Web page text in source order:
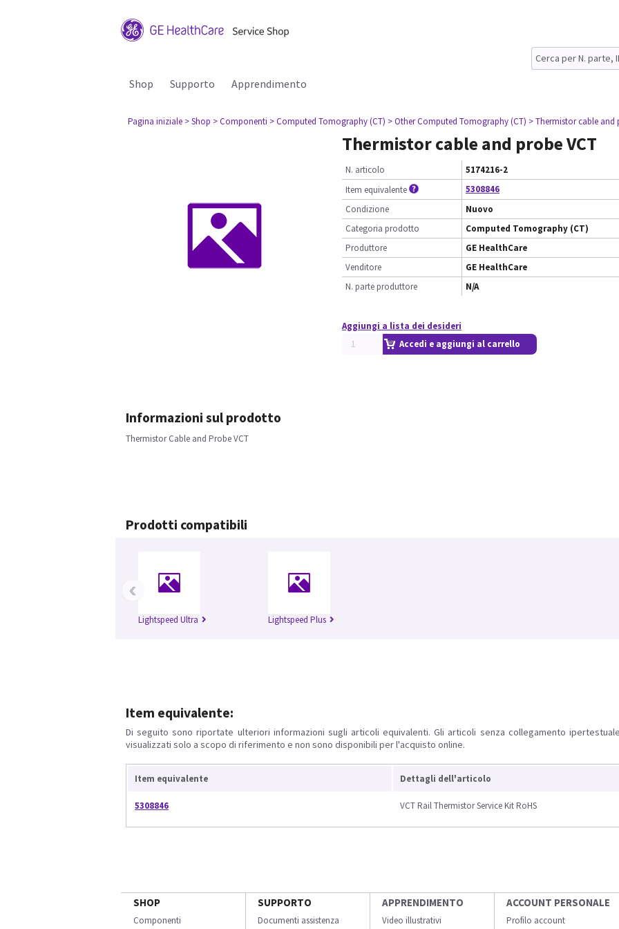
Shop Supporto Apprendimento
Pagina iniziale > Shop > Componenti > Computed Tomography (CT) > Other Computed Tomography (CT) > Thermistor cable and
Thermistor cable and probe VCT
N. articolo
5174216-2
Item equivalente
5308846
Condizione
Nuovo
Categoria prodotto
Computed Tomography (CT)
Produttore
GE HealthCare
Venditore
GE HealthCare
N. parte produttore
N/A
Aggiungi a lista dei desideri
Accedi e aggiungi al carrello
Informazioni sul prodotto
Thermistor Cable and Probe VCT
Prodotti compatibili
Lightspeed Ultra Lightspeed Plus
‹
Item equivalente:
Di seguito sono riportate ulteriori informazioni sugli articoli equivalenti. Gli articoli senza collegamento
visualizzati solo a scopo di riferimento e non sono disponibili per l'acquisto online.
Item equivalente Dettagli dell'articolo
5308846 VCT Rail Thermistor Service Kit RoHS
SHOP
Componenti
SUPPORTO
Documenti assistenza
APPRENDIMENTO
Video illustrativi
ACCOUNT PERSONALE
Profilo account